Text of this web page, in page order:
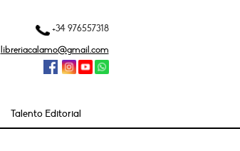
+34 976557318
libreriacalamo@gmail.com
Talento Editorial